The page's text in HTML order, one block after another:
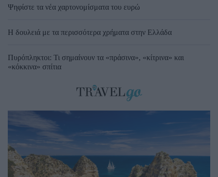
Ψηφίστε τα νέα χαρτονομίσματα του ευρώ
Η δουλειά με τα περισσότερα χρήματα στην Ελλάδα
Πυρόπληκτοι: Τι σημαίνουν τα «πράσινα», «κίτρινα» και
«κόκκινα» σπίτια